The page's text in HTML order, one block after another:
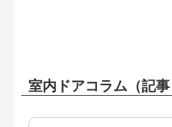
室内ドアコラム（記事